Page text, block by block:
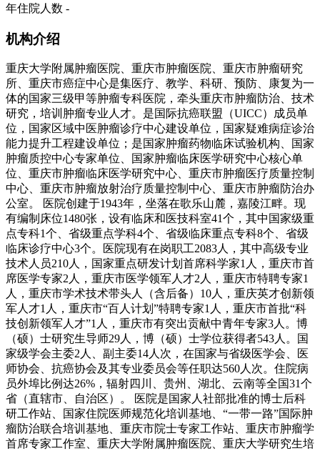
年住院人数 -
机构介绍
重庆大学附属肿瘤医院、重庆市肿瘤医院、重庆市肿瘤研究
所、重庆市癌症中心是集医疗、教学、科研、预防、康复为一
体的国家三级甲等肿瘤专科医院，牵头重庆市肿瘤防治、技术
研究，培训肿瘤专业人才。是国际抗癌联盟（UICC）成员单
位，国家区域中医肿瘤诊疗中心建设单位，国家疑难病症诊治
能力提升工程建设单位；是国家肿瘤药物临床试验机构、国家
肿瘤质控中心专家单位、国家肿瘤临床医学研究中心核心单
位、重庆市肿瘤临床医学研究中心、重庆市肿瘤医疗质量控制
中心、重庆市肿瘤放射治疗质量控制中心、重庆市肿瘤防治办
公室。 医院创建于1943年，坐落在歌乐山麓，嘉陵江畔。现
有编制床位1480张，设有临床和医技科室41个，其中国家级重
点专科1个、省级重点学科4个、省级临床重点专科8个、省级
临床诊疗中心3个。医院现有在岗职工2083人，其中高级专业
技术人员210人，国家重点研发计划首席科学家1人，重庆市首
席医学专家2人，重庆市医学领军人才2人，重庆市特聘专家1
人，重庆市学术技术带头人（含后备）10人，重庆英才创新领
军人才1人，重庆市“百人计划”特聘专家1人，重庆市首批“科
技创新领军人才”1人，重庆市有突出贡献中青年专家3人。博
（硕）士研究生导师29人，博（硕）士学位获得者543人。国
家级学会主委2人、副主委14人次，在国家与省级医学会、医
师协会、抗癌协会及其专业委员会等任职达560人次。住院病
员外埠比例达26%，辐射四川、贵州、湖北、云南等全国31个
省（直辖市、自治区）。 医院是国家人社部批准的博士后科
研工作站、国家住院医师规范化培训基地、“一带一路”国际肿
瘤防治联合培训基地、重庆市院士专家工作站、重庆市肿瘤学
首席专家工作室、重庆大学附属肿瘤医院、重庆大学研究生培